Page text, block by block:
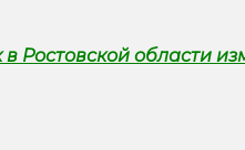
Ростовской области